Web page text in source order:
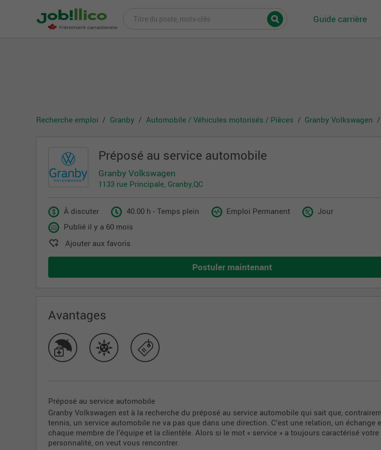
Guide carrière
Recherche emploi Granby Automobile / Véhicules motorisés / Pièces Granby Volkswagen
Préposé au service automobile
Granby Volkswagen
1133 rue Principale, Granby,QC
À discuter 40.00 h - Temps plein Emploi Permanent
Jour
Publié il y a 60 mois
Ajouter aux favoris
Postuler maintenant
Avantages
Préposé au service automobile
Granby Volkswagen est à la recherche du préposé au service automobile qui sait que,
tennis, un service automobile ne va pas que dans une direction. C’est une relation, un échange
chaque membre de l’équipe et la clientèle. Alors si le mot « service » a toujours caractérisé votre
personnalité, on veut vous rencontrer.